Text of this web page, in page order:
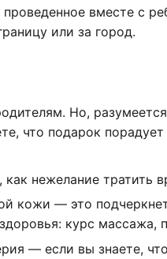
вместе с
или за город.
Но,
что подарок
нежелание тратить
кожи — это
курс массажа,
— если вы знаете,